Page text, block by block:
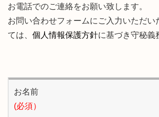
お電話でのご連絡をお願い致します。
お問い合わせフォームにご入力いただい
ては、 個人情報保護方針に基づき守秘義
お名前
(必須）